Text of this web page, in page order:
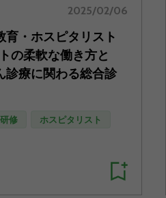
2025/02/06
育・ホスピタリスト
の柔軟な働き方と
療に関わる総合診
修 ホスピタリスト